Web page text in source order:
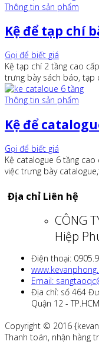
Thông tin sản phẩm
Kệ để tạp chí
Gọi để biết giá
Kệ tạp chí 2 tầng cao
trưng bày sách báo, tạp
Thông tin sản phẩm
Kệ để
Gọi để biết giá
Kệ catalogue 6 tầng
việc trưng bày
Địa chỉ Liên hệ
CÔNG
Hiệp
Điện thoại:
Email:
Địa chỉ: số 464
Quận 12 - TP.HCM
Copyright © 2016
Thanh toán, nhận hàng